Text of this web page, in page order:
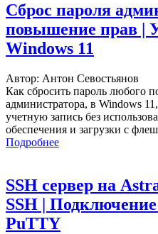
Сброс пароля
повышение прав |
Windows 11
Автор: Антон Севостьянов
Как сбросить пароль любого
администратора, в Windows
учетную запись без
обеспечения и загрузки с
Подробнее
SSH сервер на
SSH | Подключение
PuTTY